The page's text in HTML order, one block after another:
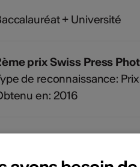
+ Université
prix Swiss Press
de reconnaissance: Prix
en: 2016